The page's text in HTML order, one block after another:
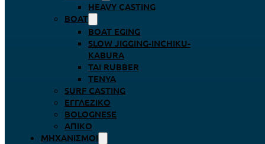
HEAVY CASTING
BOAT
BOAT EGING
SLOW JIGGING-INCHIKU-
KABURA
TAI RUBBER
TENYA
SURF CASTING
ΕΓΓΛΈΖΙΚΟ
BOLOGNESE
ΑΠΊΚΟ
ΜΗΧΑΝΙΣΜΟΊ